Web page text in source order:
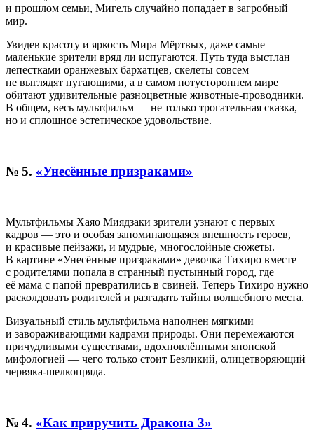
и прошлом семьи, Мигель случайно попадает в загробный
мир.
Увидев красоту и яркость Мира Мёртвых, даже самые
маленькие зрители вряд ли испугаются. Путь туда выстлан
лепестками оранжевых бархатцев, скелеты совсем
не выглядят пугающими, а в самом потустороннем мире
обитают удивительные разноцветные животные-проводники.
В общем, весь мультфильм — не только трогательная сказка,
но и сплошное эстетическое удовольствие.
№ 5. «Унесённые призраками»
Мультфильмы Хаяо Миядзаки зрители узнают с первых
кадров — это и особая запоминающаяся внешность героев,
и красивые пейзажи, и мудрые, многослойные сюжеты.
В картине «Унесённые призраками» девочка Тихиро вместе
с родителями попала в странный пустынный город, где
её мама с папой превратились в свиней. Теперь Тихиро нужно
расколдовать родителей и разгадать тайны волшебного места.
Визуальный стиль мультфильма наполнен мягкими
и завораживающими кадрами природы. Они перемежаются
причудливыми существами, вдохновлёнными японской
мифологией — чего только стоит Безликий, олицетворяющий
червяка-шелкопряда.
№ 4. «Как приручить Дракона 3»